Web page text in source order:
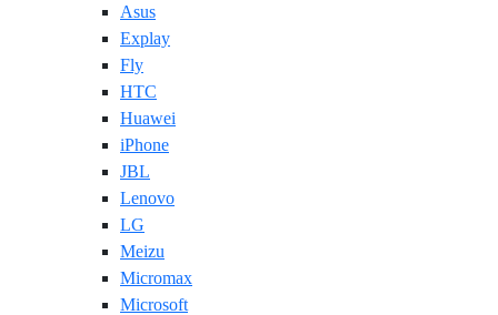
Asus
Explay
Fly
HTC
Huawei
iPhone
JBL
Lenovo
LG
Meizu
Micromax
Microsoft